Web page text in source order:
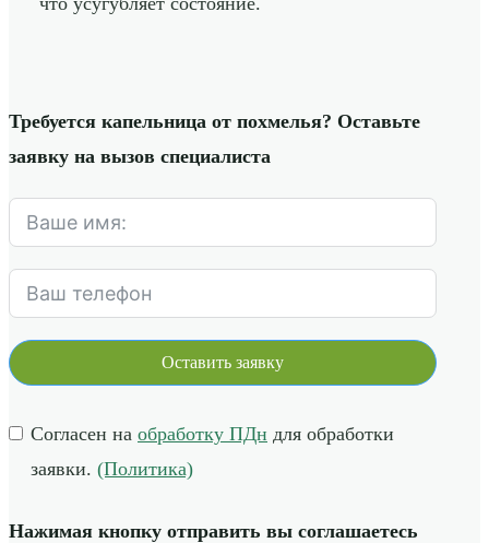
Требуется капельница от похмелья? Оставьте
заявку на вызов специалиста
Оставить заявку
Согласен на обработку ПДн для обработки
заявки. (Политика)
Нажимая кнопку отправить вы соглашаетесь